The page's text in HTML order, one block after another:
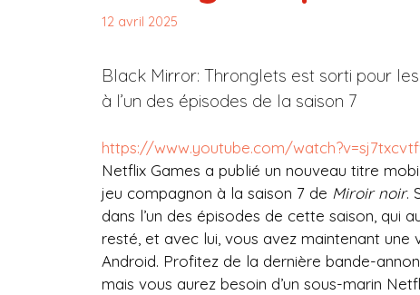
12 avril 2025
Black Mirror: Thronglets est sorti pour
à l’un des épisodes de la saison 7
https://www.youtube.com/
Netflix Games a publié un nouveau titre
jeu compagnon à la saison 7 de Miroir noir.
dans l’un des épisodes de cette saison, qui
resté, et avec lui, vous avez maintenant
Android. Profitez de la dernière bande-
mais vous aurez besoin d’un sous-marin